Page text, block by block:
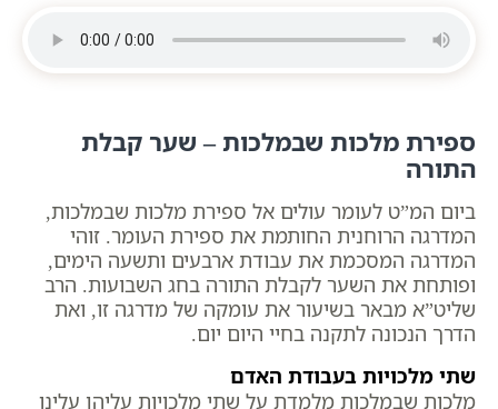
ספירת מלכות שבמלכות – שער קבלת
התורה
ביום המ”ט לעומר עולים אל ספירת מלכות שבמלכות,
המדרגה הרוחנית החותמת את ספירת העומר. זוהי
המדרגה המסכמת את עבודת ארבעים ותשעה הימים,
ופותחת את השער לקבלת התורה בחג השבועות. הרב
שליט”א מבאר בשיעור את עומקה של מדרגה זו, ואת
הדרך הנכונה לתקנה בחיי היום יום.
שתי מלכויות בעבודת האדם
מלכות שבמלכות מלמדת על שתי מלכויות עליהן עלינו